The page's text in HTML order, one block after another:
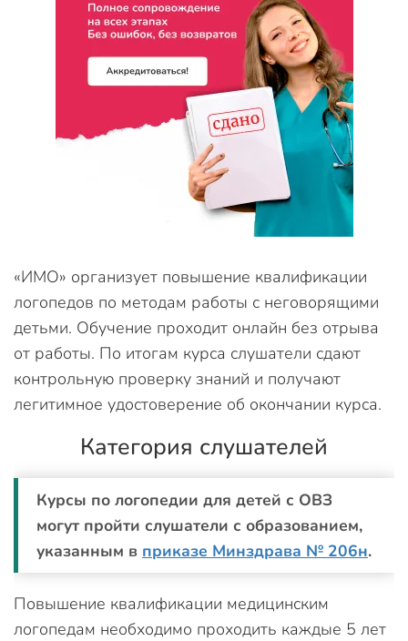
«ИМО» организует повышение квалификации
логопедов по методам работы с неговорящими
детьми. Обучение проходит онлайн без отрыва
от работы. По итогам курса слушатели сдают
контрольную проверку знаний и получают
легитимное удостоверение об окончании курса.
Категория слушателей
Курсы по логопедии для детей с ОВЗ
могут пройти слушатели с образованием,
указанным в приказе Минздрава № 206н.
Повышение квалификации медицинским
логопедам необходимо проходить каждые 5 лет